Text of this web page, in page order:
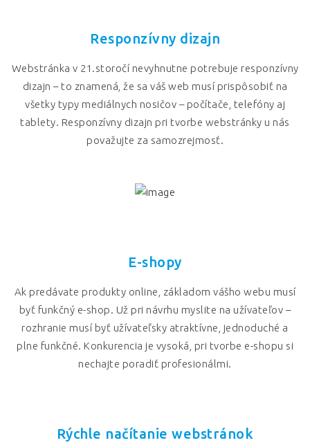
Responzívny dizajn
Webstránka v 21.storočí nevyhnutne potrebuje responzívny
dizajn – to znamená, že sa váš web musí prispôsobiť na
všetky typy mediálnych nosičov – počítače, telefóny aj
tablety. Responzívny dizajn pri tvorbe webstránky u nás
považujte za samozrejmosť.
E-shopy
Ak predávate produkty online, základom vášho webu musí
byť funkčný e-shop. Už pri návrhu myslite na užívateľov –
rozhranie musí byť užívateľsky atraktívne, jednoduché a
plne funkčné. Konkurencia je vysoká, pri tvorbe e-shopu si
nechajte poradiť profesionálmi.
Rýchle načítanie webstránok